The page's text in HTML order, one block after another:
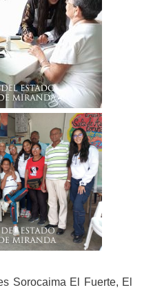
Sorocaima El Fuerte, El